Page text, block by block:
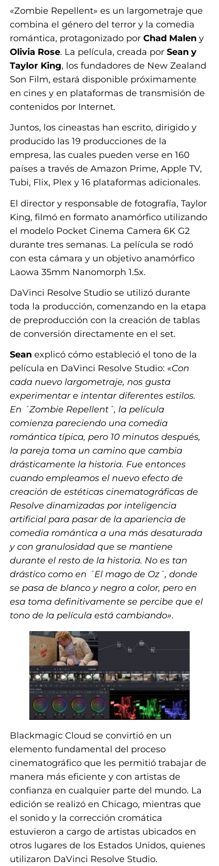
«Zombie Repellent» es un largometraje que
combina el género del terror y la comedia
romántica, protagonizado por Chad Malen y
Olivia Rose. La película, creada por Sean y
Taylor King, los fundadores de New Zealand
Son Film, estará disponible próximamente
en cines y en plataformas de transmisión de
contenidos por Internet.
Juntos, los cineastas han escrito, dirigido y
producido las 19 producciones de la
empresa, las cuales pueden verse en 160
países a través de Amazon Prime, Apple TV,
Tubi, Flix, Plex y 16 plataformas adicionales.
El director y responsable de fotografía, Taylor
King, filmó en formato anamórfico utilizando
el modelo Pocket Cinema Camera 6K G2
durante tres semanas. La película se rodó
con esta cámara y un objetivo anamórfico
Laowa 35mm Nanomorph 1.5x.
DaVinci Resolve Studio se utilizó durante
toda la producción, comenzando en la etapa
de preproducción con la creación de tablas
de conversión directamente en el set.
Sean explicó cómo estableció el tono de la
película en DaVinci Resolve Studio: «Con
cada nuevo largometraje, nos gusta
experimentar e intentar diferentes estilos.
En ´Zombie Repellent´, la película
comienza pareciendo una comedia
romántica típica, pero 10 minutos después,
la pareja toma un camino que cambia
drásticamente la historia. Fue entonces
cuando empleamos el nuevo efecto de
creación de estéticas cinematográficas de
Resolve dinamizadas por inteligencia
artificial para pasar de la apariencia de
comedia romántica a una más desaturada
y con granulosidad que se mantiene
durante el resto de la historia. No es tan
drástico como en ´El mago de Oz´, donde
se pasa de blanco y negro a color, pero en
esa toma definitivamente se percibe que el
tono de la película está cambiando».
Blackmagic Cloud se convirtió en un
elemento fundamental del proceso
cinematográfico que les permitió trabajar de
manera más eficiente y con artistas de
confianza en cualquier parte del mundo. La
edición se realizó en Chicago, mientras que
el sonido y la corrección cromática
estuvieron a cargo de artistas ubicados en
otros lugares de los Estados Unidos, quienes
utilizaron DaVinci Resolve Studio.